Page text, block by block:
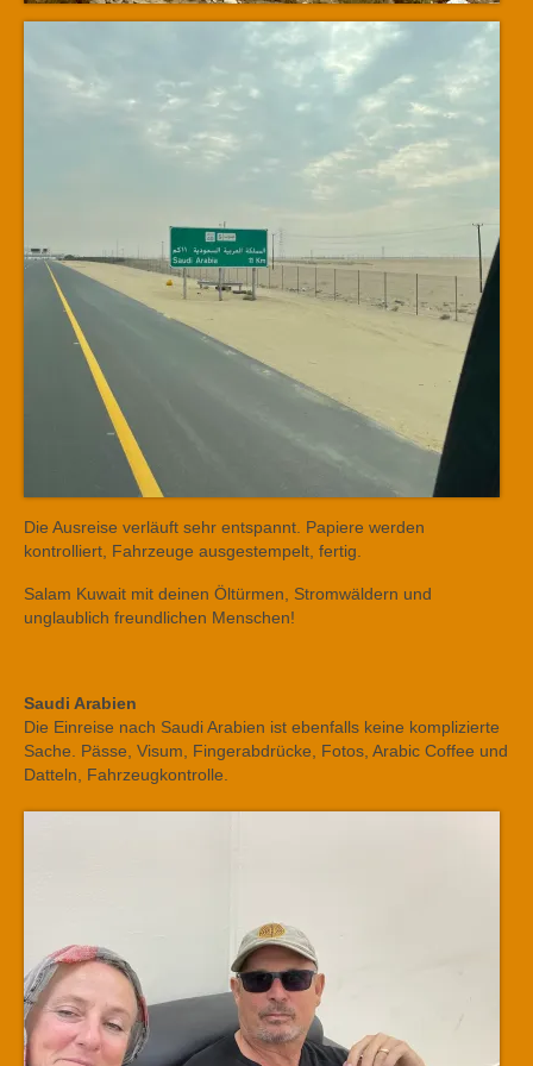
Die Ausreise verläuft sehr entspannt. Papiere werden
kontrolliert, Fahrzeuge ausgestempelt, fertig.
Salam Kuwait mit deinen Öltürmen, Stromwäldern und
unglaublich freundlichen Menschen!
Saudi Arabien
Die Einreise nach Saudi Arabien ist ebenfalls keine komplizierte
Sache. Pässe, Visum, Fingerabdrücke, Fotos, Arabic Coffee und
Datteln, Fahrzeugkontrolle.